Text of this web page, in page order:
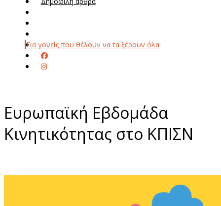
Για γονείς που θέλουν να τα ξέρουν όλα
Ευρωπαϊκή Εβδομάδα
Κινητικότητας στο ΚΠΙΣΝ